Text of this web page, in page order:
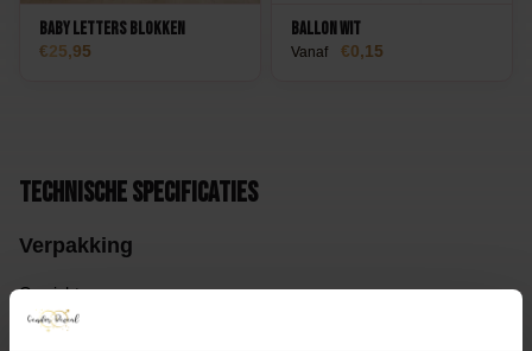
Baby Letters Blokken
25,95
Ballon Wit
Vanaf 0,15
Technische specificaties
Verpakking
Gewicht
0,02 kg